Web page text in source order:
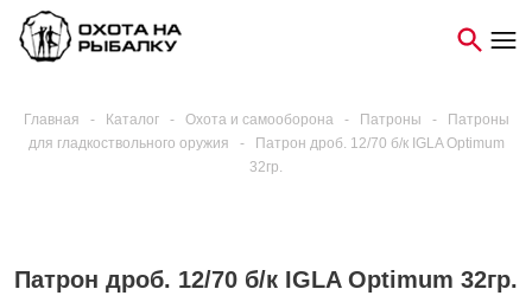
Главная - Каталог - Охота и самооборона - Патроны -
Патроны
для гладкоствольного оружия
-
Патрон дроб. 12/70 б/к IGLA Optimum
32гр.
Патрон дроб. 12/70 б/к IGLA Optimum 32гр.